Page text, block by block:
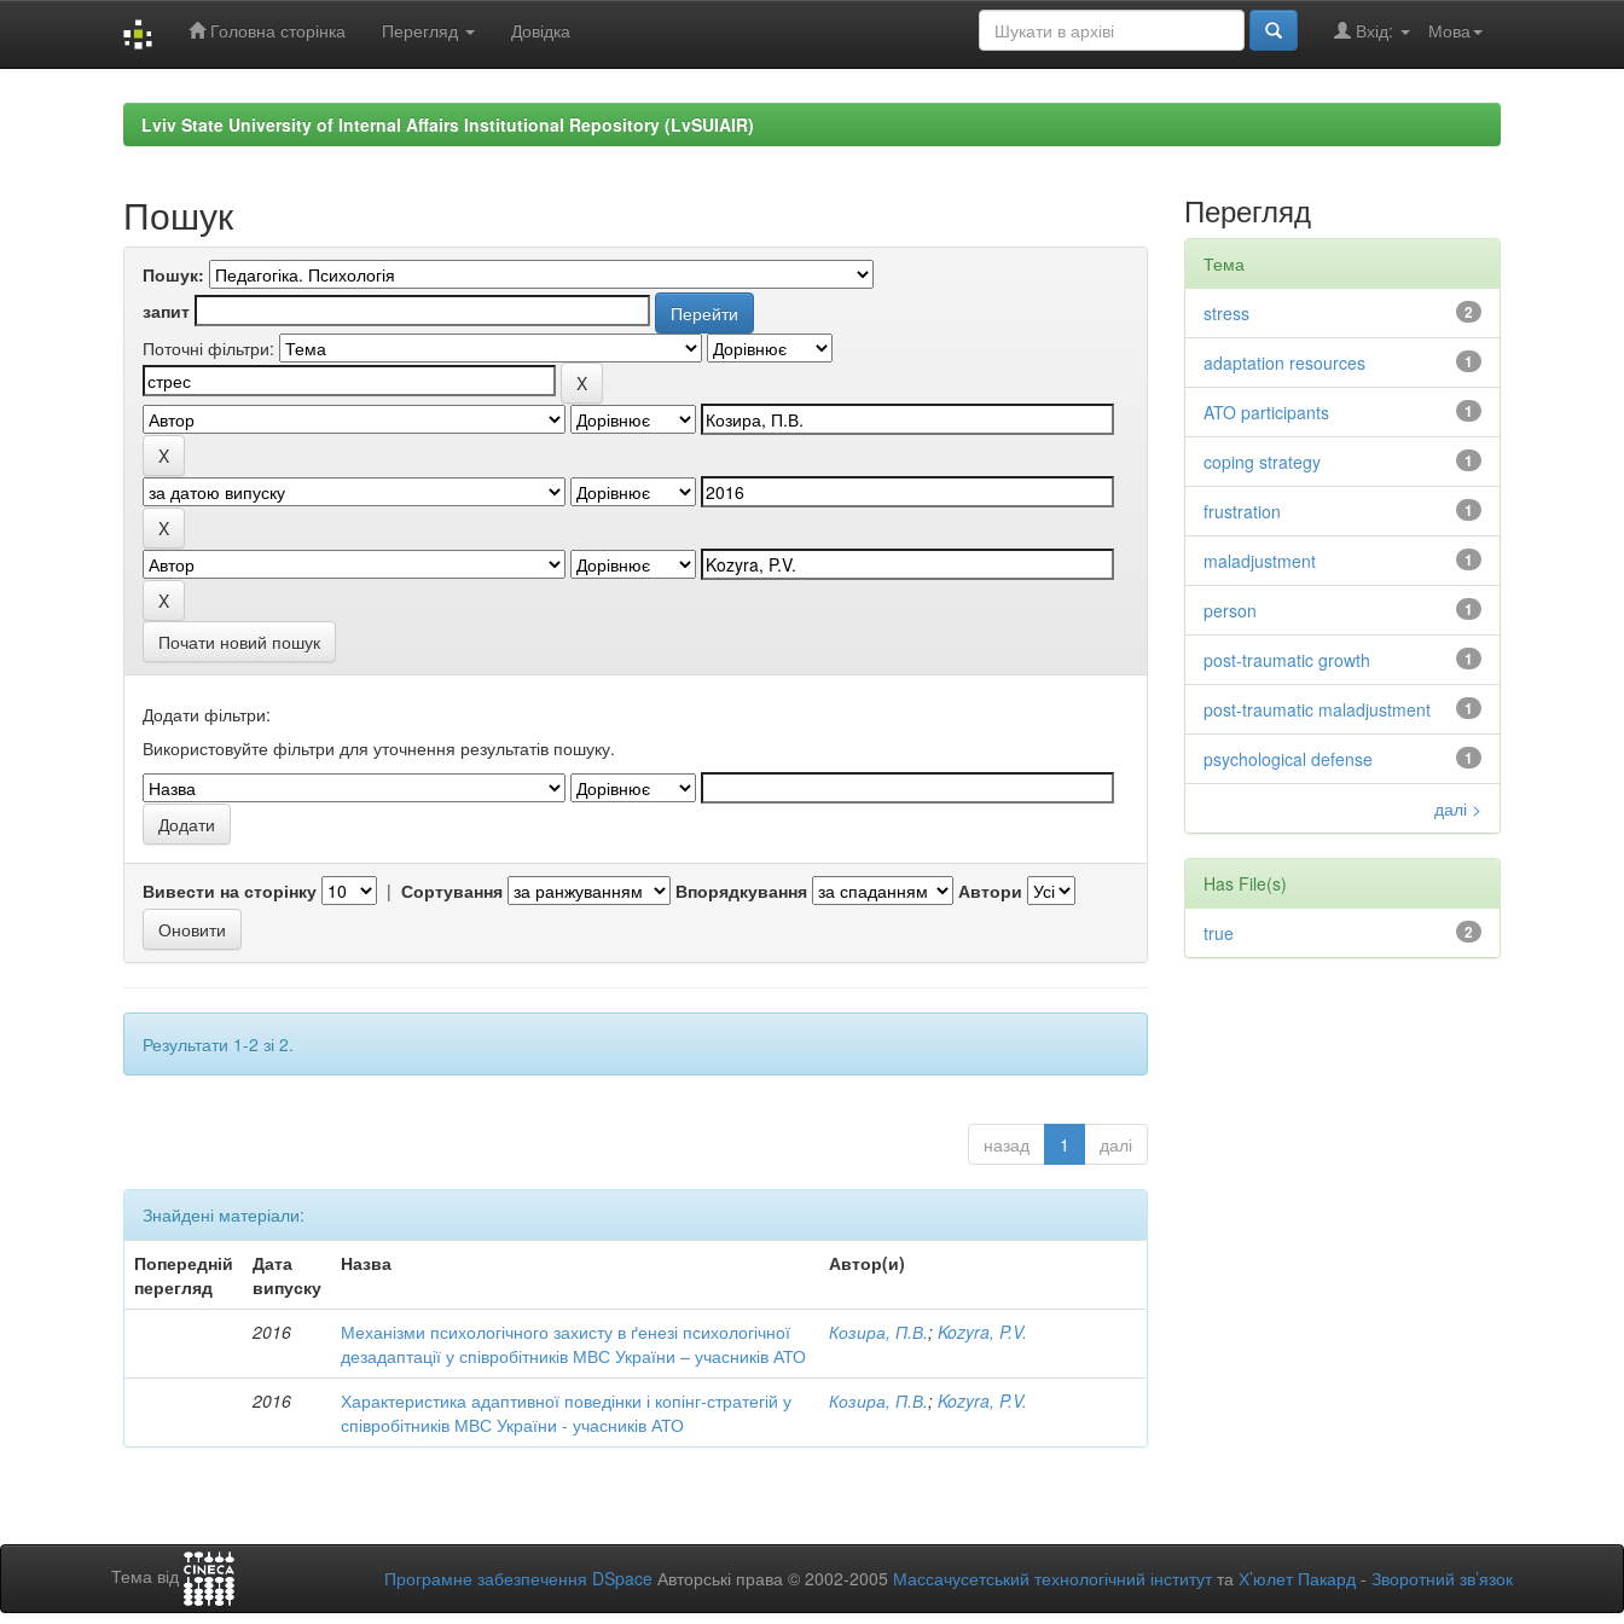
Головна сторінка Перегляд Довідка Мова
Вхід:
Lviv State University of Internal Affairs Institutional Repository (LvSUIAIR)
Пошук
Пошук:
запит
Поточні фільтри:
Почати новий пошук
Додати фільтри:
Використовуйте фільтри для уточнення результатів пошуку.
Вивести на сторінку | Сортування Впорядкування Автори
Результати 1-2 зі 2.
назад 1 далі
Знайдені матеріали:
Попередній
перегляд
Дата
випуску
Назва Автор(и)
2016
Механізми психологічного захисту в ґенезі психологічної
дезадаптації у співробітників МВС України – учасників АТО
Козира, П.В.;Kozyra, P.V.
2016
Характеристика адаптивної поведінки і копінг-стратегій у
співробітників МВС України - учасників АТО
Козира, П.В.;Kozyra, P.V.
Перегляд
Тема
2
stress
1
adaptation resources
1
ATO participants
1
coping strategy
1
frustration
1
maladjustment
1
person
1
post-traumatic growth
1
post-traumatic maladjustment
1
psychological defense
далі >
Has File(s)
2
true
Тема від Програмне забезпечення DSpace Авторські права © 2002-2005 Массачусетський технологічний інститутта Х’юлет Пакард - Зворотний зв’язок